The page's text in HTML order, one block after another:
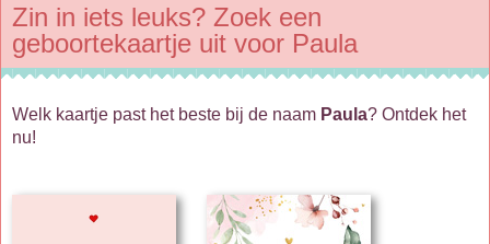
Zin in iets leuks? Zoek een
geboortekaartje uit voor Paula
Welk kaartje past het beste bij de naam Paula? Ontdek het
nu!